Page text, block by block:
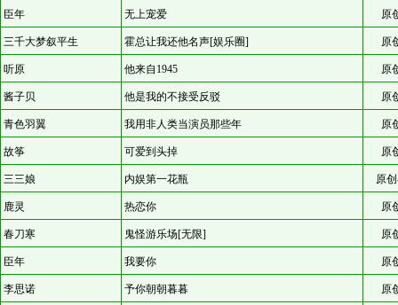
臣年 无上宠爱 原
三千大梦叙平生 霍总让我还他名声[娱乐圈] 原
听原 他来自1945 原
酱子贝 他是我的不接受反驳 原
青色羽翼 我用非人类当演员那些年 原
故筝 可爱到头掉 原
三三娘 内娱第一花瓶 原
鹿灵 热恋你 原
春刀寒 鬼怪游乐场[无限] 原
臣年 我要你 原
李思诺 予你朝朝暮暮 原